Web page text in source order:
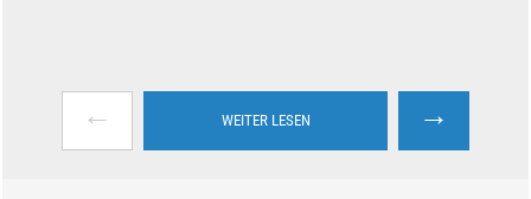
← WEITER LESEN →